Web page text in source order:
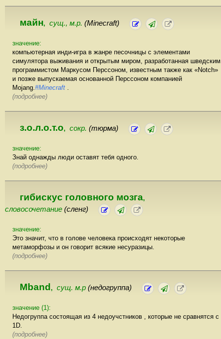
майн, сущ., м.р. (Minecraft)
значение:
компьютерная инди-игра в жанре песочницы с элементами
симулятора выживания и открытым миром, разработанная шведским
программистом Маркусом Перссоном, известным также как «Notch»
и позже выпускаемая основанной Перссоном компанией
Mojang.#Minecraft .
(подробнее)
з.о.л.о.т.о, сокр. (тюрма)
значение:
Знай однажды люди оставят тебя одного.
(подробнее)
гибискус головного мозга,
словосочетание (сленг)
значение:
Это значит, что в голове человека происходят некоторые
метаморфозы и он говорит всякие несуразицы.
(подробнее)
Mband , сущ. м.р (недогруппа)
значение (1):
Недогруппа состоящая из 4 недоучстников , которые не сравнятся с
1D.
(подробнее)